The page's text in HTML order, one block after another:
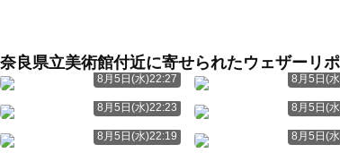
奈良県立美術館付近に寄せられたウェザーリ
8月5日(水)22:27 8月5日(
8月5日(水)22:23 8月5日(
8月5日(水)22:19 8月5日(